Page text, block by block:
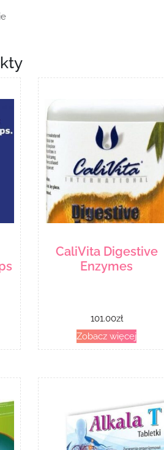
CaliVita Digestive
Enzymes
101.00zł
Zobacz więcej